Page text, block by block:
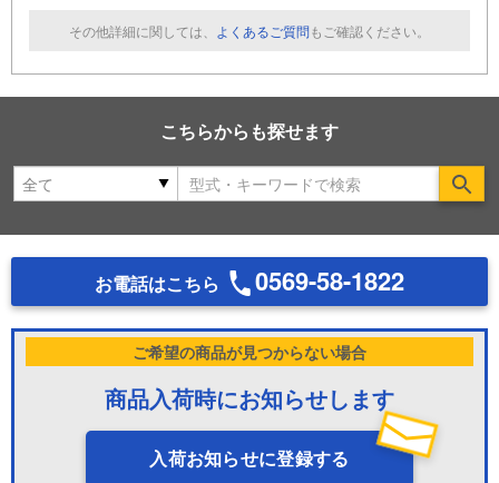
その他詳細に関しては、 よくあるご質問もご確認ください。
こちらからも探せます
お電話はこちら 0569-58-1822
ご希望の商品が見つからない場合
商品入荷時にお知らせします
入荷お知らせに登録する